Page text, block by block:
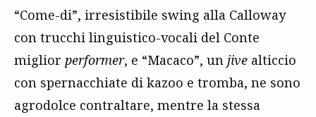
“Come-di”, irresistibile swing alla Calloway
con trucchi linguistico-vocali del Conte
miglior performer, e “Macaco”, un jive alticcio
con spernacchiate di kazoo e tromba, ne sono
agrodolce contraltare, mentre la stessa